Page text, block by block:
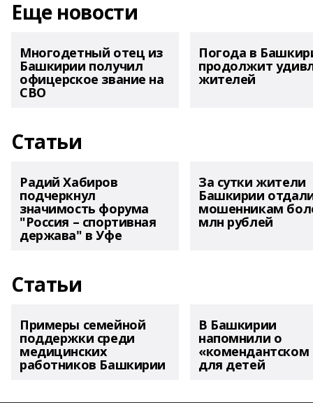
Еще новости
Многодетный отец из
Башкирии получил
офицерское звание на
СВО
Погода в
продолжит
жителей
Статьи
Радий Хабиров
подчеркнул
значимость форума
"Россия – спортивная
держава" в Уфе
За сутки жители
Башкирии
мошенникам
млн рублей
Статьи
Примеры семейной
поддержки среди
медицинских
работников Башкирии
В Башкирии
напомнили о
«комендантском
для детей